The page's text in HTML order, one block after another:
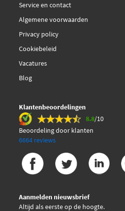
Service en contact
Algemene voorwaarden
Privacy policy
Cookiebeleid
Vacatures
Blog
Klantenbeoordelingen
8.8/10
Beoordeling door klanten
6664 reviews
Aanmelden nieuwsbrief
Altijd als eerste op de hoogte.